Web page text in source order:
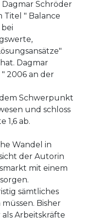
Schröder
Titel " Balance
Dagmar
2006 an der
Schwerpunkt
und schloss
1,6 ab.
Wandel in
der Autorin
mit einem
sämtliches
Bisher
Arbeitskräfte